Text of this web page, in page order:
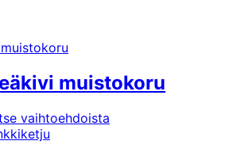
muistokoru
€
vaihtoehdoista